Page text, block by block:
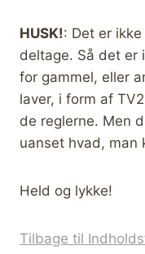
HUSK!: Det er
deltage. Så det er
for gammel, eller
laver, i form af
de reglerne. Men
uanset hvad,
Held og lykke!
Tilbage til